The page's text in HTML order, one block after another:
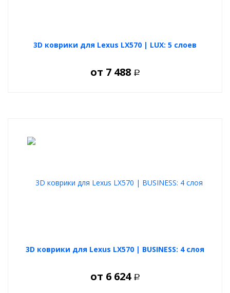
3D коврики для Lexus LX570 | LUX: 5 слоев
от 7 488 Р
3D коврики для Lexus LX570 | BUSINESS: 4 слоя
от 6 624 Р